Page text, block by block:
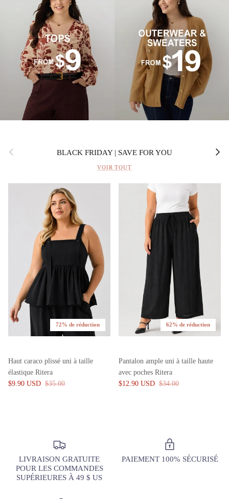
Précédent BLACK FRIDAY | SAVE FOR YOU Suivant
VOIR TOUT
72% de réduction
Haut caraco plissé uni à taille
élastique Ritera
$9.90 USD $35.00
62% de réduction
Pantalon ample uni à taille haute
avec poches Ritera
$12.90 USD $34.00
LIVRAISON GRATUITE
POUR LES COMMANDES
SUPÉRIEURES À 49 $ US
PAIEMENT 100% SÉCURISÉ